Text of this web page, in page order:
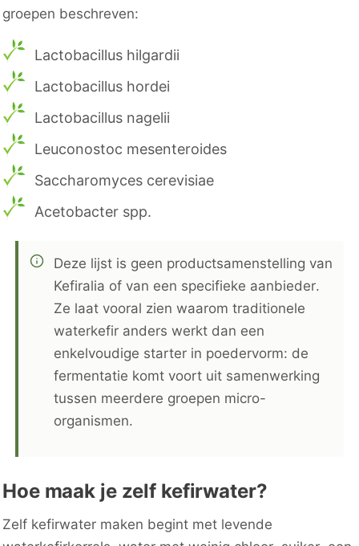
groepen beschreven:
Lactobacillus hilgardii
Lactobacillus hordei
Lactobacillus nagelii
Leuconostoc mesenteroides
Saccharomyces cerevisiae
Acetobacter spp.
Deze lijst is geen productsamenstelling van
Kefiralia of van een specifieke aanbieder.
Ze laat vooral zien waarom traditionele
waterkefir anders werkt dan een
enkelvoudige starter in poedervorm: de
fermentatie komt voort uit samenwerking
tussen meerdere groepen micro-
organismen.
Hoe maak je zelf kefirwater?
Zelf kefirwater maken begint met levende